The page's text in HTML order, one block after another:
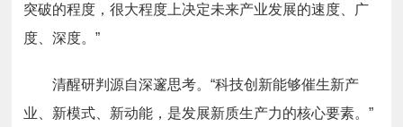
突破的程度，很大程度上决定未来产业发展的速度、广
度、深度。”
清醒研判源自深邃思考。“科技创新能够催生新产
业、新模式、新动能，是发展新质生产力的核心要素。”